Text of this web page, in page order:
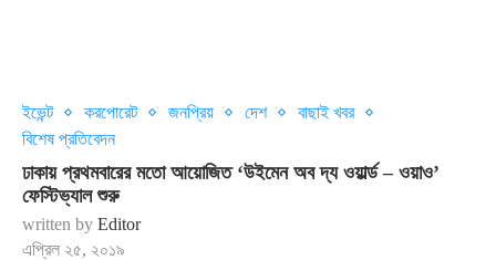
ইভেন্ট করপোরেট জনপ্রিয় দেশ
বাছাই খবর
বিশেষ প্রতিবেদন
ঢাকায় প্রথমবারের মতো আয়োজিত ‘উইমেন অব দ্য ওয়ার্ল্ড – ওয়াও’
ফেস্টিভ্যাল শুরু
written by Editor
এপ্রিল ২৫, ২০১৯